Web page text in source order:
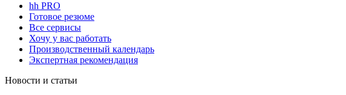
hh PRO
Готовое резюме
Все сервисы
Хочу у вас работать
Производственный календарь
Экспертная рекомендация
Новости и статьи